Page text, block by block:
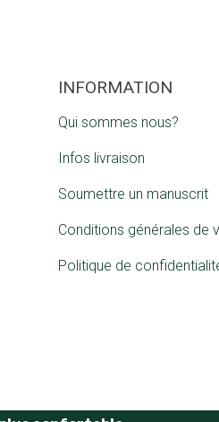
INFORMATION
Qui sommes nous?
Infos livraison
Soumettre un manuscrit
Conditions générales de
Politique de